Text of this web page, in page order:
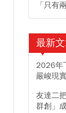
「只有
最新
2026年
嚴峻現
友達二
群創」